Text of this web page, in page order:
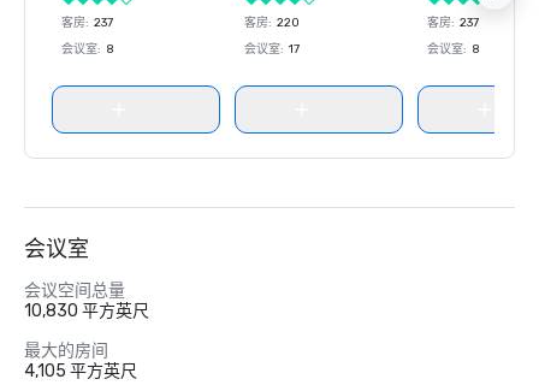
客房: 237
会议室: 8
客房: 220
会议室: 17
客房: 237
会议室: 8
会议室
会议空间总量
10,830 平方英尺
最大的房间
4,105 平方英尺